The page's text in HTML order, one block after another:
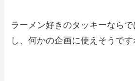
ラーメン好きのタッキーなら
し、何かの企画に使えそうです